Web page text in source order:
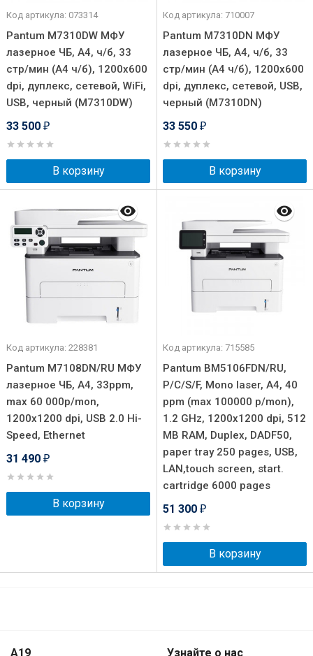
Код артикула: 073314
Pantum M7310DW МФУ
лазерное ЧБ, A4, ч/б, 33
стр/мин (A4 ч/б), 1200x600
dpi, дуплекс, сетевой, WiFi,
USB, черный (M7310DW)
33 500 ₽
В корзину
Код артикула: 710007
Pantum M7310DN МФУ
лазерное ЧБ, A4, ч/б, 33
стр/мин (A4 ч/б), 1200x600
dpi, дуплекс, сетевой, USB,
черный (M7310DN)
33 550 ₽
В корзину
Код артикула: 228381
Pantum M7108DN/RU МФУ
лазерное ЧБ, А4, 33ppm,
max 60 000p/mon,
1200x1200 dpi, USB 2.0 Hi-
Speed, Ethernet
31 490 ₽
В корзину
Код артикула: 715585
Pantum BM5106FDN/RU,
P/C/S/F, Mono laser, A4, 40
ppm (max 100000 p/mon),
1.2 GHz, 1200x1200 dpi, 512
MB RAM, Duplex, DADF50,
paper tray 250 pages, USB,
LAN,touch screen, start.
cartridge 6000 pages
51 300 ₽
В корзину
A19 Узнайте о нас